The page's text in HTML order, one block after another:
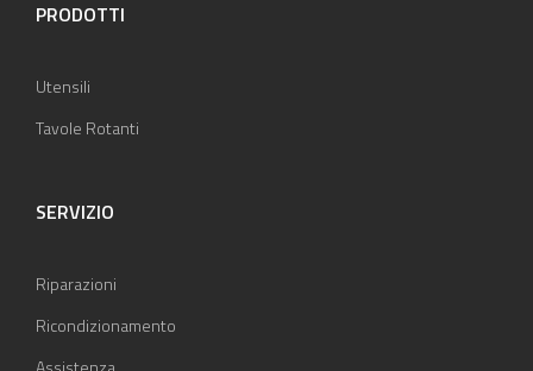
PRODOTTI
Utensili
Tavole Rotanti
SERVIZIO
Riparazioni
Ricondizionamento